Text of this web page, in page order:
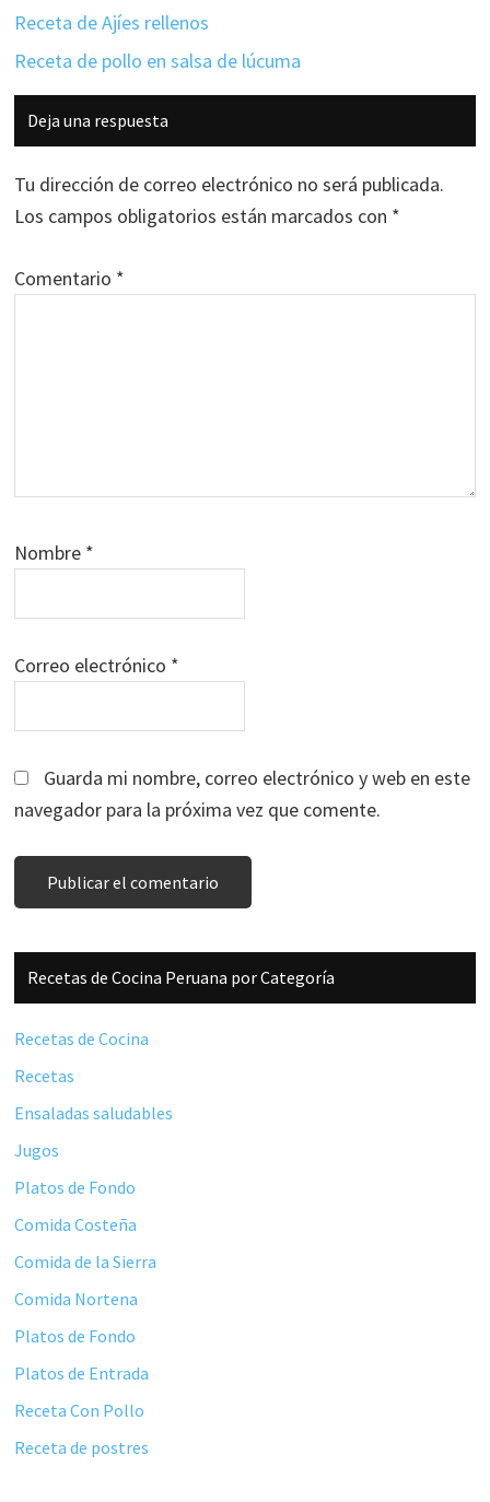
Receta de Ajíes rellenos
Receta de pollo en salsa de lúcuma
Interacciones
con
los
lectores
Deja una respuesta
Tu dirección de correo electrónico no será publicada.
Los campos obligatorios están marcados con *
Comentario *
Nombre *
Correo electrónico *
Guarda mi nombre, correo electrónico y web en este
navegador para la próxima vez que comente.
Barra
lateral
principal
Recetas de Cocina Peruana por Categoría
Recetas de Cocina
Recetas
Ensaladas saludables
Jugos
Platos de Fondo
Comida Costeña
Comida de la Sierra
Comida Nortena
Platos de Fondo
Platos de Entrada
Receta Con Pollo
Receta de postres